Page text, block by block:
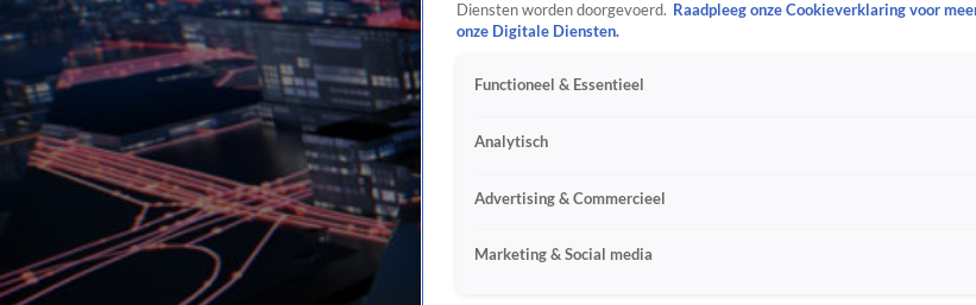
Diensten worden doorgevoerd. Raadpleeg onze Cookieverklaring voor
onze Digitale Diensten.
Functioneel & Essentieel
Analytisch
Advertising & Commercieel
Marketing & Social media